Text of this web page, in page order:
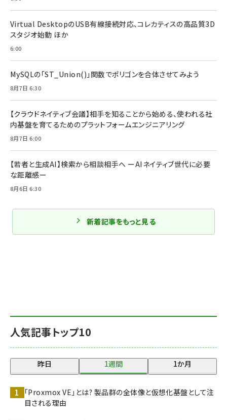
人気記事トップ10
昨日 1週間 1か月
「Proxmox VE」とは? 製品群の全体像と仮想化基盤として注
目される理由
Virtual DesktopのUSB有線接続対応、コレカティスの高品質3D
スタジオ始動 ほか
6:00
MySQLの「ST_Union()」関数でポリゴンを合体させてみよう
8月7日 6:30
【クラウドネイティブ会議】相手を知ることから始める、使われる社
内基盤を育てるためのプラットフォームエンジニアリング
8月7日 6:00
【若者と生成AI】検索から相談相手へ ーAIネイティブ世代に必要
な距離感ー
8月6日 6:30
新着記事をもっと見る